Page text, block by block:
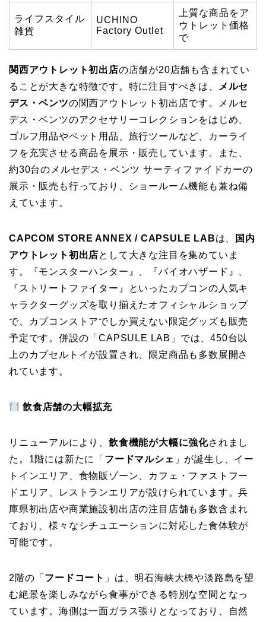
ライフスタイル
雑貨
UCHINO
Factory Outlet
上質な商品をア
ウトレット価格
で
関西アウトレット初出店の店舗が20店舗も含まれてい
ることが大きな特徴です。特に注目すべきは、
メルセ
デス・ベンツの関西アウトレット初出店です。メルセ
デス・ベンツのアクセサリーコレクションをはじめ、
ゴルフ用品やペット用品、旅行ツールなど、カーライ
フを充実させる商品を展示・販売しています。また、
約30台のメルセデス・ベンツ サーティファイドカーの
展示・販売も行っており、ショールーム機能も兼ね備
えています。
CAPCOM STORE ANNEX / CAPSULE LABは、
国内
アウトレット初出店として大きな注目を集めていま
す。『モンスターハンター』、『バイオハザード』、
『ストリートファイター』といったカプコンの人気キ
ャラクターグッズを取り揃えたオフィシャルショップ
で、カプコンストアでしか買えない限定グッズも販売
予定です。併設の「CAPSULE LAB」では、450台以
上のカプセルトイが設置され、限定商品も多数展開さ
れています。
飲食店舗の大幅拡充
リニューアルにより、 飲食機能が大幅に強化されまし
た。1階には新たに「 フードマルシェ 」が誕生し、イー
トインエリア、食物販ゾーン、カフェ・ファストフー
ドエリア、レストランエリアが設けられています。兵
庫県初出店や商業施設初出店の注目店舗も多数含まれ
ており、様々なシチュエーションに対応した食体験が
可能です。
2階の「 フードコート 」は、明石海峡大橋や淡路島を望
む絶景を楽しみながら食事ができる特別な空間となっ
ています。海側は一面ガラス張りとなっており、自然